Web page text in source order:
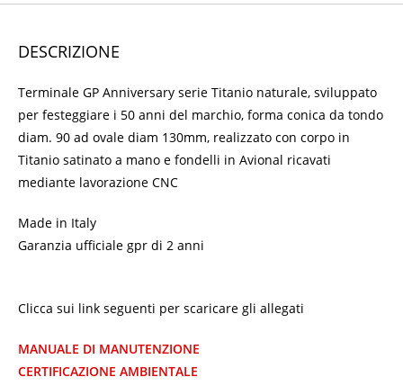
DESCRIZIONE
Terminale GP Anniversary serie Titanio naturale, sviluppato
per festeggiare i 50 anni del marchio, forma conica da tondo
diam. 90 ad ovale diam 130mm, realizzato con corpo in
Titanio satinato a mano e fondelli in Avional ricavati
mediante lavorazione CNC
Made in Italy
Garanzia ufficiale gpr di 2 anni
Clicca sui link seguenti per scaricare gli allegati
MANUALE DI MANUTENZIONE
CERTIFICAZIONE AMBIENTALE